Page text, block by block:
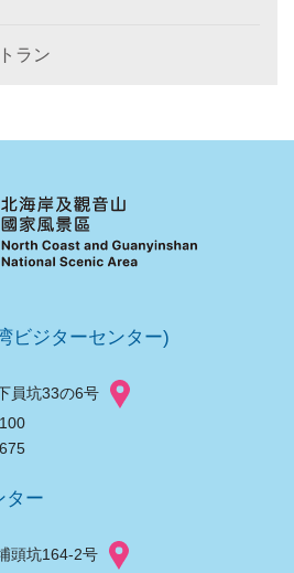
ラン
ビジターセンター)
員坑33の6号
ター
頭坑164-2号